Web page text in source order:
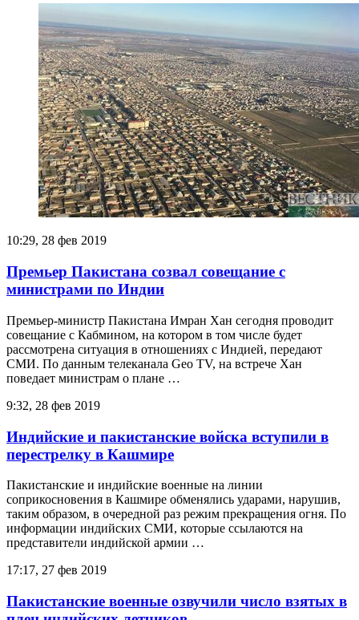
10:29, 28 фев 2019
Премьер Пакистана созвал совещание с
министрами по Индии
Премьер-министр Пакистана Имран Хан сегодня проводит
совещание с Кабмином, на котором в том числе будет
рассмотрена ситуация в отношениях с Индией, передают
СМИ. По данным телеканала Geo TV, на встрече Хан
поведает министрам о плане …
9:32, 28 фев 2019
Индийские и пакистанские войска вступили в
перестрелку в Кашмире
Пакистанские и индийские военные на линии
соприкосновения в Кашмире обменялись ударами, нарушив,
таким образом, в очередной раз режим прекращения огня. По
информации индийских СМИ, которые ссылаются на
представители индийской армии …
17:17, 27 фев 2019
Пакистанские военные озвучили число взятых в